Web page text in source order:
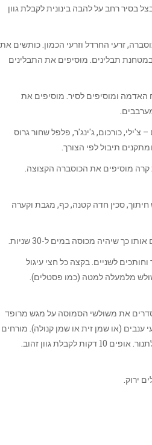
בסיר רחב על להבה בינונית לקבלת גוון
זרעי החרדל וזרעי הכמון. כותשים את
תבלינים. מוסיפים את התבלינים
האדמה ומוסיפים לסיר. מוסיפים את
צ'ילי, כורכום, ג'ינג'ר, פלפל שחור גרוס
תיבול לפי הצורך.
סכין חדה קטנה, כף, מגבת וקערה
לשניים. בקצה כל חצי עיגול
מלמעלה למטה (כמו פסטלים).
ל-180 מעלות. מסדרים את משולשי הסמוסה על מגש מרופד
ענבים (או שמן זית או שמן קנולה). מורחים
לקבלת גוון זהוב.